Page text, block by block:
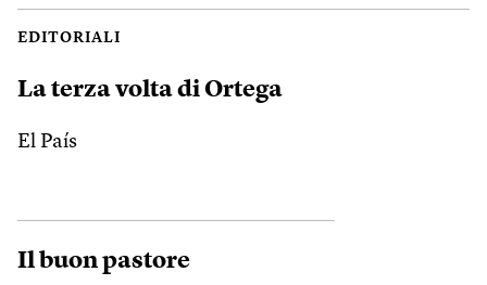
EDITORIALI
La terza volta di Ortega
El País
Il buon pastore